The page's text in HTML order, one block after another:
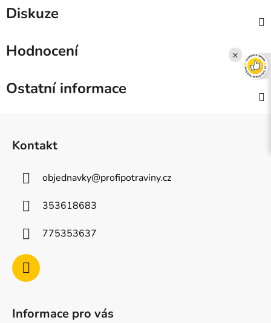
×
Diskuze
Hodnocení
Ostatní informace
Kontakt
objednavky@profipotraviny.cz
353618683
775353637
Informace pro vás